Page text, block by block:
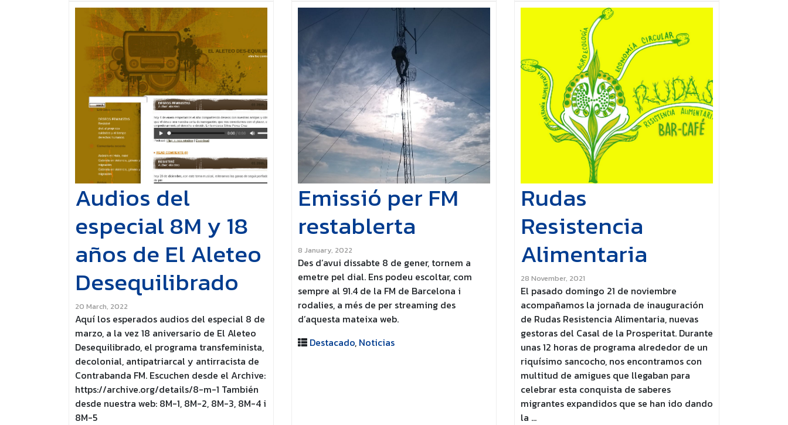
Audios del
especial 8M y 18
años de El Aleteo
Desequilibrado
20 March, 2022
Aquí los esperados audios del especial 8 de
marzo, a la vez 18 aniversario de El Aleteo
Desequilibrado, el programa transfeminista,
decolonial, antipatriarcal y antirracista de
Contrabanda FM. Escuchen desde el Archive:
https://archive.org/details/8-m-1 También
desde nuestra web: 8M-1, 8M-2, 8M-3, 8M-4 i
8M-5
Emissió per FM
restablerta
8 January, 2022
Des d’avui dissabte 8 de gener, tornem a
emetre pel dial. Ens podeu escoltar, com
sempre al 91.4 de la FM de Barcelona i
rodalies, a més de per streaming des
d’aquesta mateixa web.
Destacado, Noticias
Rudas
Resistencia
Alimentaria
28 November, 2021
El pasado domingo 21 de noviembre
acompañamos la jornada de inauguración
de Rudas Resistencia Alimentaria, nuevas
gestoras del Casal de la Prosperitat. Durante
unas 12 horas de programa alrededor de un
riquísimo sancocho, nos encontramos con
multitud de amigues que llegaban para
celebrar esta conquista de saberes
migrantes expandidos que se han ido dando
la …